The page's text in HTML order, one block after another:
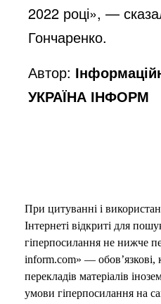
2022 році», —
Гончаренко.
Автор:
УКРАЇНА ІНФОРМ
При цитуванні і
Інтернеті відкриті для
гіперпосилання не нижче
inform.com» — обов’язкові,
перекладів матеріалів
умови гіперпосилання на